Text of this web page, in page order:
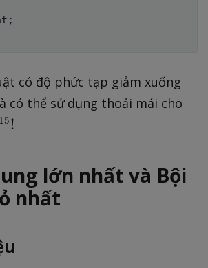
;
có độ phức tạp giảm xuống
có thể sử dụng thoải mái cho
15!
lớn nhất và Bội
nhất